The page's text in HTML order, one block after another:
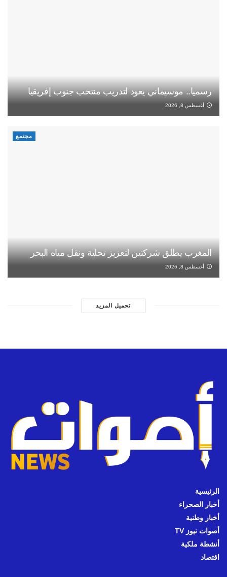
رسميا.. موسيماني يعود لتدريب منتخب جنوب إفريقيا
أغسطس 8, 2026
مجتمع
المغرب يطلق شركتين لتعزيز تحلية ونقل مياه البحر
أغسطس 8, 2026
تحميل المزيد
الرئيسية
أخبار الصحراء
أخبار وطنية
أصوات نيوز TV
أنشطة ملكية
اقتصاد